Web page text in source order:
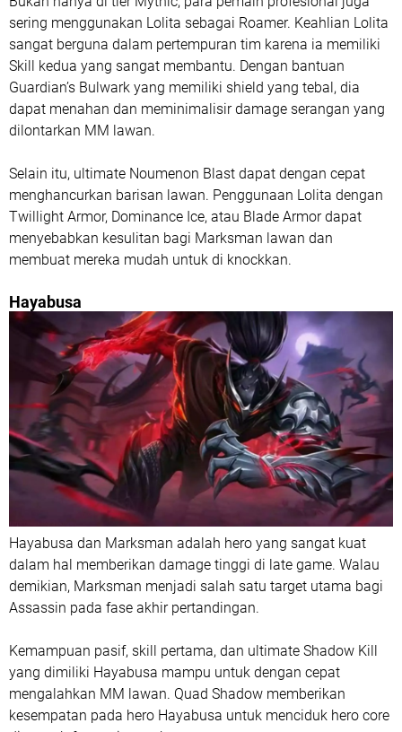
sering menggunakan Lolita sebagai Roamer. Keahlian Lolita
sangat berguna dalam pertempuran tim karena ia memiliki
Skill kedua yang sangat membantu. Dengan bantuan
Guardian’s Bulwark yang memiliki shield yang tebal, dia
dapat menahan dan meminimalisir damage serangan yang
dilontarkan MM lawan.
Selain itu, ultimate Noumenon Blast dapat dengan cepat
menghancurkan barisan lawan. Penggunaan Lolita dengan
Twillight Armor, Dominance Ice, atau Blade Armor dapat
menyebabkan kesulitan bagi Marksman lawan dan
membuat mereka mudah untuk di knockkan.
Hayabusa
Hayabusa dan Marksman adalah hero yang sangat kuat
dalam hal memberikan damage tinggi di late game. Walau
demikian, Marksman menjadi salah satu target utama bagi
Assassin pada fase akhir pertandingan.
Kemampuan pasif, skill pertama, dan ultimate Shadow Kill
yang dimiliki Hayabusa mampu untuk dengan cepat
mengalahkan MM lawan. Quad Shadow memberikan
kesempatan pada hero Hayabusa untuk menciduk hero core